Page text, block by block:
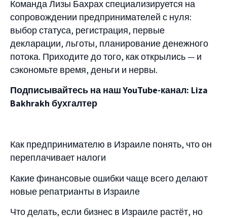
Команда Лизы Бахрах специализируется на
сопровождении предпринимателей с нуля:
выбор статуса, регистрация, первые
декларации, льготы, планирование денежного
потока. Приходите до того, как открылись — и
сэкономьте время, деньги и нервы.
Подписывайтесь на наш YouTube-канал: Liza
Bakhrakh бухгалтер
Как предпринимателю в Израиле понять, что он
переплачивает налоги
Какие финансовые ошибки чаще всего делают
новые репатрианты в Израиле
Что делать, если бизнес в Израиле растёт, но